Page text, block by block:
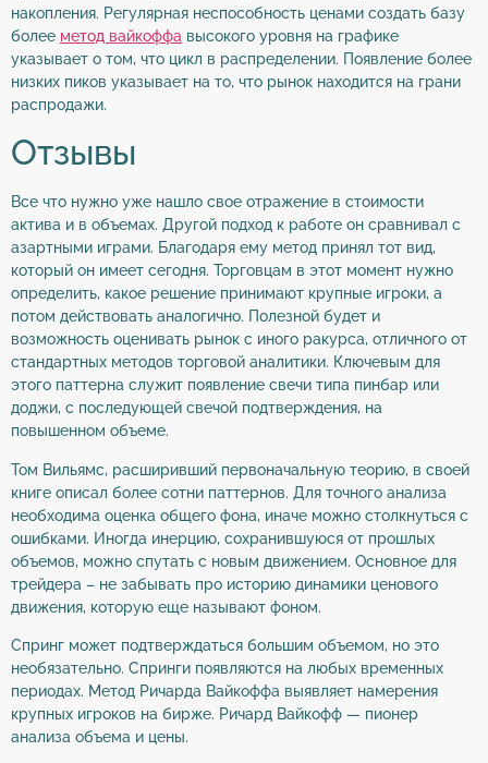
накопления. Регулярная неспособность ценами создать базу
более метод вайкоффа высокого уровня на графике
указывает о том, что цикл в распределении. Появление более
низких пиков указывает на то, что рынок находится на грани
распродажи.
Отзывы
Все что нужно уже нашло свое отражение в стоимости
актива и в объемах. Другой подход к работе он сравнивал с
азартными играми. Благодаря ему метод принял тот вид,
который он имеет сегодня. Торговцам в этот момент нужно
определить, какое решение принимают крупные игроки, а
потом действовать аналогично. Полезной будет и
возможность оценивать рынок с иного ракурса, отличного от
стандартных методов торговой аналитики. Ключевым для
этого паттерна служит появление свечи типа пинбар или
доджи, с последующей свечой подтверждения, на
повышенном объеме.
Том Вильямс, расширивший первоначальную теорию, в своей
книге описал более сотни паттернов. Для точного анализа
необходима оценка общего фона, иначе можно столкнуться с
ошибками. Иногда инерцию, сохранившуюся от прошлых
объемов, можно спутать с новым движением. Основное для
трейдера – не забывать про историю динамики ценового
движения, которую еще называют фоном.
Спринг может подтверждаться большим объемом, но это
необязательно. Спринги появляются на любых временных
периодах. Метод Ричарда Вайкоффа выявляет намерения
крупных игроков на бирже. Ричард Вайкофф — пионер
анализа объема и цены.